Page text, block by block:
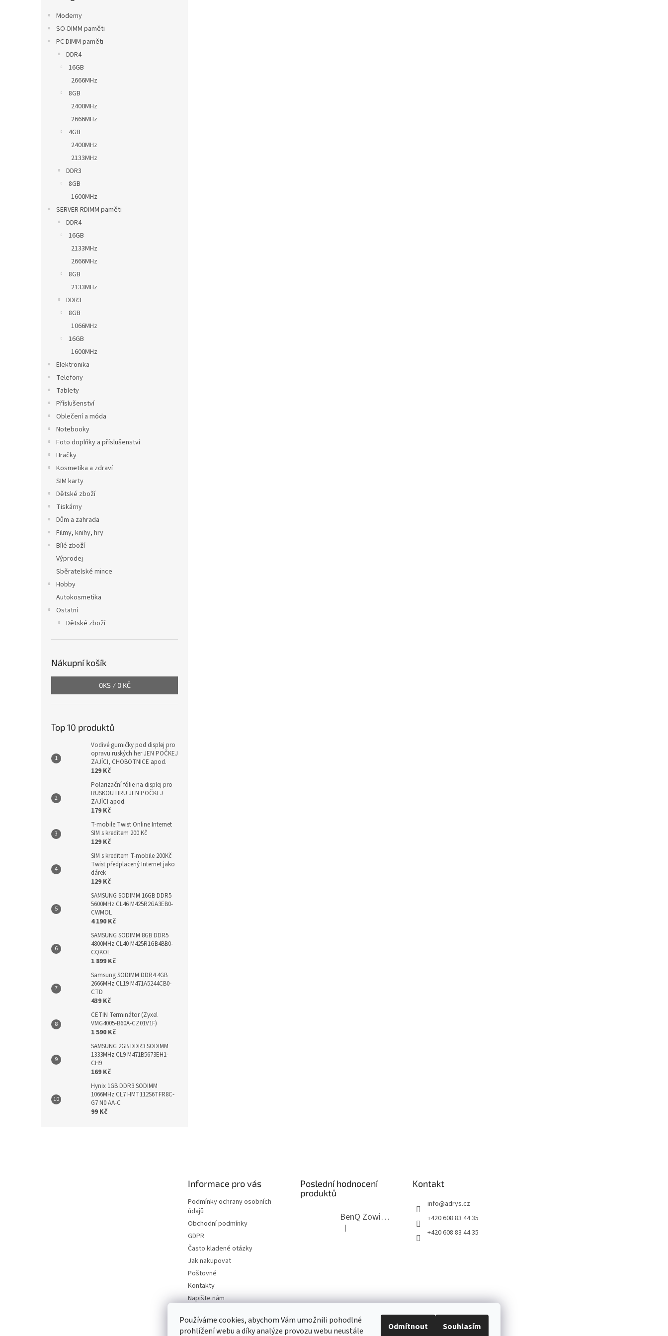
Používáme cookies, abychom Vám umožnili pohodlné
prohlížení webu a díky analýze provozu webu neustále
Odmítnout Souhlasím
Modemy
SO-DIMM paměti
PC DIMM paměti
DDR4
16GB
2666MHz
8GB
2400MHz
2666MHz
4GB
2400MHz
2133MHz
DDR3
8GB
1600MHz
SERVER RDIMM paměti
DDR4
16GB
2133MHz
2666MHz
8GB
2133MHz
DDR3
8GB
1066MHz
16GB
1600MHz
Elektronika
Telefony
Tablety
Příslušenství
Oblečení a móda
Notebooky
Foto doplňky a příslušenství
Hračky
Kosmetika a zdraví
SIM karty
Dětské zboží
Tiskárny
Dům a zahrada
Filmy, knihy, hry
Bílé zboží
Výprodej
Sběratelské mince
Hobby
Autokosmetika
Ostatní
Dětské zboží
Nákupní košík
0KS / 0 KČ
Top 10 produktů
Vodivé gumičky pod displej pro
opravu ruských her JEN POČKEJ
ZAJÍCI, CHOBOTNICE apod.
129 Kč
Polarizační fólie na displej pro
RUSKOU HRU JEN POČKEJ
ZAJÍCI apod.
179 Kč
T-mobile Twist Online Internet
SIM s kreditem 200 Kč
129 Kč
SIM s kreditem T-mobile 200Kč
Twist předplacený Internet jako
dárek
129 Kč
SAMSUNG SODIMM 16GB DDR5
5600MHz CL46 M425R2GA3EB0-
CWMOL
4 190 Kč
SAMSUNG SODIMM 8GB DDR5
4800MHz CL40 M425R1GB4BB0-
CQKOL
1 899 Kč
Samsung SODIMM DDR4 4GB
2666MHz CL19 M471A5244CB0-
CTD
439 Kč
CETIN Terminátor (Zyxel
VMG4005-B60A-CZ01V1F)
1 590 Kč
SAMSUNG 2GB DDR3 SODIMM
1333MHz CL9 M471B5673EH1-
CH9
169 Kč
Hynix 1GB DDR3 SODIMM
1066MHz CL7 HMT112S6TFR8C-
G7 N0 AA-C
99 Kč
Informace pro vás
Podmínky ochrany osobních
údajů
Obchodní podmínky
GDPR
Často kladené otázky
Jak nakupovat
Poštovné
Kontakty
Napište nám
Poslední hodnocení
produktů
BenQ Zowie RL2755T černý
Hodnocení produktu je 5 z 5 hvězdiček.
|
Kontakt
info@adrys.cz
+420 608 83 44 35
+420 608 83 44 35